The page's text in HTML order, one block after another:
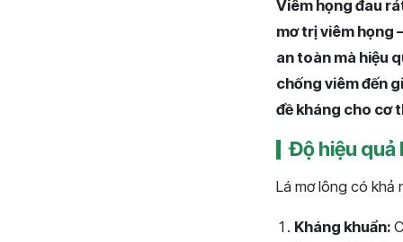
Viêm họng đau
mơ trị viêm họng
an toàn mà hiệu
chống viêm đến
đề kháng cho cơ
Độ hiệu quả
Lá mơ lông có khả
Kháng khuẩn: